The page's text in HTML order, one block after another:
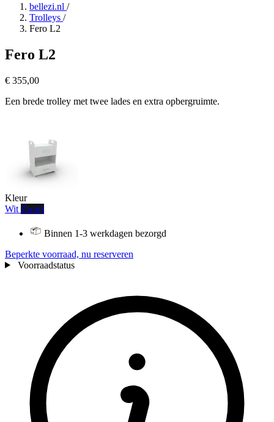
bellezi.nl /
Trolleys /
Fero L2
Fero L2
€ 355,00
Een brede trolley met twee lades en extra opbergruimte.
Kleur
Wit Zwart
Binnen 1-3 werkdagen bezorgd
Beperkte voorraad, nu reserveren
Voorraadstatus